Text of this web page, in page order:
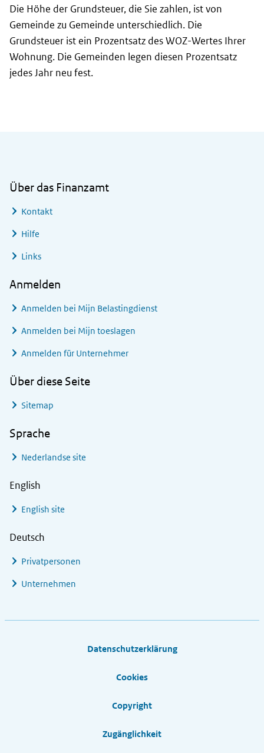
Die Höhe der Grundsteuer, die Sie zahlen, ist von
Gemeinde zu Gemeinde unterschiedlich. Die
Grundsteuer ist ein Prozentsatz des WOZ-Wertes Ihrer
Wohnung. Die Gemeinden legen diesen Prozentsatz
jedes Jahr neu fest.
Über das Finanzamt
Kontakt
Hilfe
Links
Anmelden
Anmelden bei Mijn Belastingdienst
Anmelden bei Mijn toeslagen
Anmelden für Unternehmer
Über diese Seite
Sitemap
Sprache
Nederlandse site
English
English site
Deutsch
Privatpersonen
Unternehmen
Datenschutzerklärung
Cookies
Copyright
Zugänglichkeit